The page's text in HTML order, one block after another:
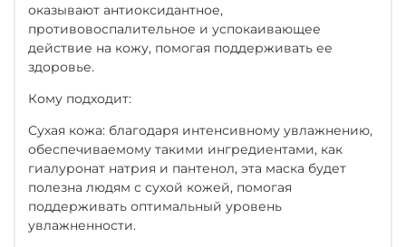
оказывают антиоксидантное,
противовоспалительное и успокаивающее
действие на кожу, помогая поддерживать ее
здоровье.
Кому подходит:
Сухая кожа: благодаря интенсивному увлажнению,
обеспечиваемому такими ингредиентами, как
гиалуронат натрия и пантенол, эта маска будет
полезна людям с сухой кожей, помогая
поддерживать оптимальный уровень
увлажненности.